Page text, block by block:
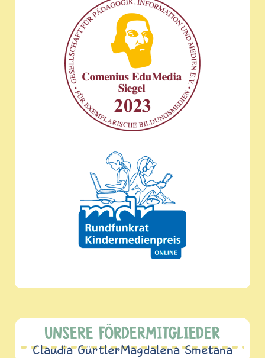
UNSERE FÖRDERMITGLIEDER
Claudia GürtlerMagdalena Smetana